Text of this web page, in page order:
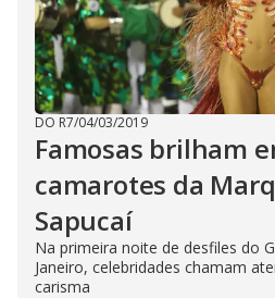
DO R7/04/03/2019
Famosas brilham
camarotes da
Sapucaí
Na primeira noite de desfiles do
Janeiro, celebridades chamam
carisma